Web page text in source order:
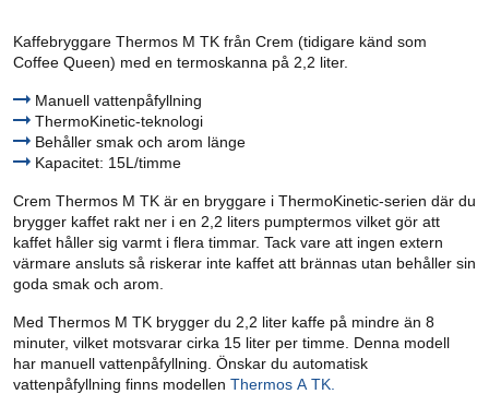
Kaffebryggare Thermos M TK från Crem (tidigare känd som
Coffee Queen) med en termoskanna på 2,2 liter.
Manuell vattenpåfyllning
ThermoKinetic-teknologi
Behåller smak och arom länge
Kapacitet: 15L/timme
Crem Thermos M TK är en bryggare i ThermoKinetic-serien där du
brygger kaffet rakt ner i en 2,2 liters pumptermos vilket gör att
kaffet håller sig varmt i flera timmar. Tack vare att ingen extern
värmare ansluts så riskerar inte kaffet att brännas utan behåller sin
goda smak och arom.
Med Thermos M TK brygger du 2,2 liter kaffe på mindre än 8
minuter, vilket motsvarar cirka 15 liter per timme. Denna modell
har manuell vattenpåfyllning. Önskar du automatisk
vattenpåfyllning finns modellen Thermos A TK.